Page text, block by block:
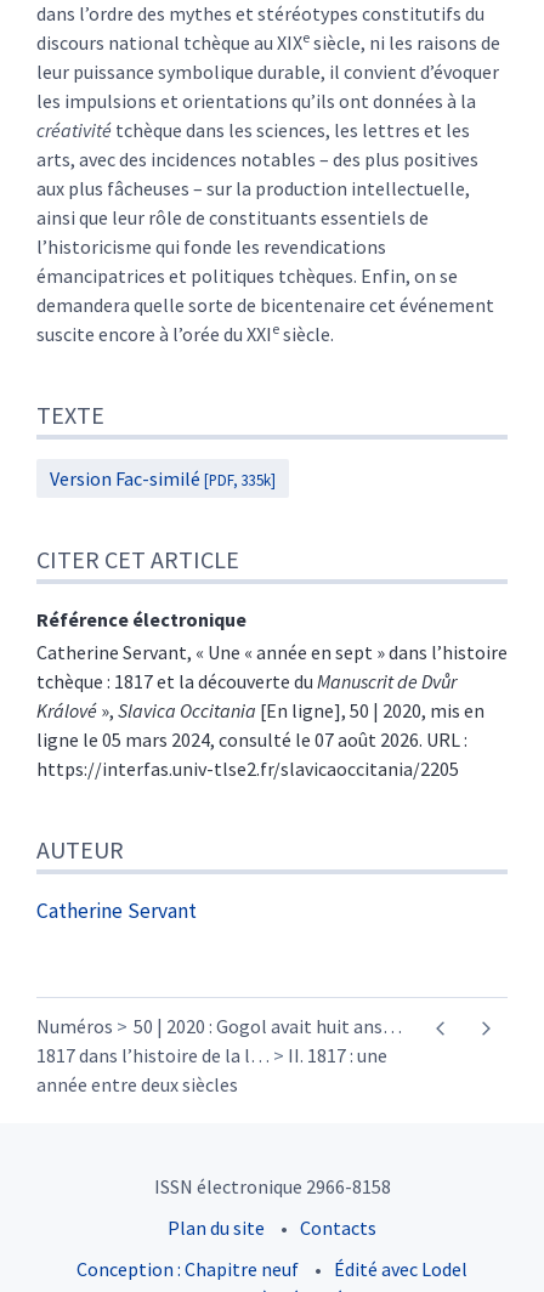
dans l’ordre des mythes et stéréotypes constitutifs du
discours national tchèque au XIXe siècle, ni les raisons de
leur puissance symbolique durable, il convient d’évoquer
les impulsions et orientations qu’ils ont données à la
créativité tchèque dans les sciences, les lettres et les
arts, avec des incidences notables – des plus positives
aux plus fâcheuses – sur la production intellectuelle,
ainsi que leur rôle de constituants essentiels de
l’historicisme qui fonde les revendications
émancipatrices et politiques tchèques. Enfin, on se
demandera quelle sorte de bicentenaire cet événement
suscite encore à l’orée du XXI e siècle.
TEXTE
Version Fac-similé [PDF, 335k]
CITER CET ARTICLE
Référence électronique
Catherine Servant, « Une « année en sept » dans l’histoire
tchèque : 1817 et la découverte du Manuscrit de Dvůr
Králové », Slavica Occitania [En ligne], 50 | 2020, mis en
ligne le 05 mars 2024, consulté le 07 août 2026. URL :
https://interfas.univ-tlse2.fr/slavicaoccitania/2205
AUTEUR
Catherine Servant
Numéros
50 | 2020 : Gogol avait huit ans…
1817 dans l’histoire de la l…
II. 1817 : une
année entre deux siècles
ISSN électronique 2966-8158
Plan du site
Contacts
Conception : Chapitre neuf
Édité avec Lodel